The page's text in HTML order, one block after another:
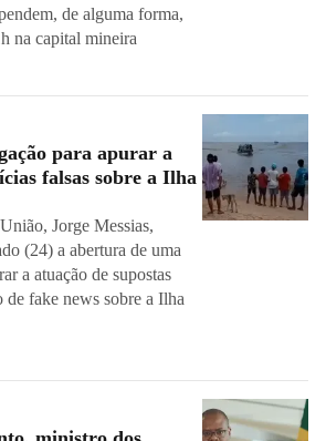
de alguma forma,
na capital mineira
para apurar a
falsas sobre a Ilha
Jorge Messias,
(24) a abertura de uma
a atuação de supostas
de fake news sobre a Ilha